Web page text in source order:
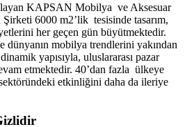
KAPSAN Mobilya ve Aksesuar
6000 m2’lik tesisinde tasarım,
her geçen gün büyütmektedir.
mobilya trendlerini yakından
yapısıyla, uluslararası pazar
etmektedir. 40’dan fazla ülkeye
etkinliğini daha da ileriye